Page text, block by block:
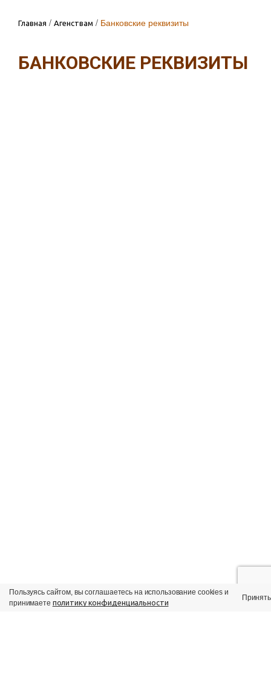
Главная / Агенствам / Банковские реквизиты
БАНКОВСКИЕ РЕКВИЗИТЫ
Пользуясь сайтом, вы соглашаетесь на использование cookies и
принимаете политику конфиденциальности
Принять